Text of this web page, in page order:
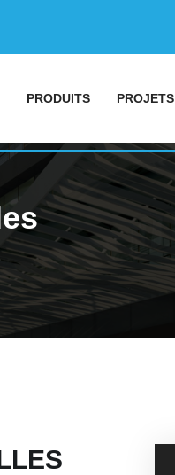
PRODUITS PROJETS